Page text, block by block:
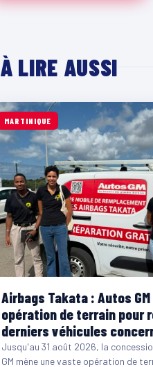
À LIRE AUSSI
MARTINIQUE
Airbags Takata : Autos
opération de terrain pour
derniers véhicules
Jusqu'au 31 août 2026, la
GM mène une vaste opération de